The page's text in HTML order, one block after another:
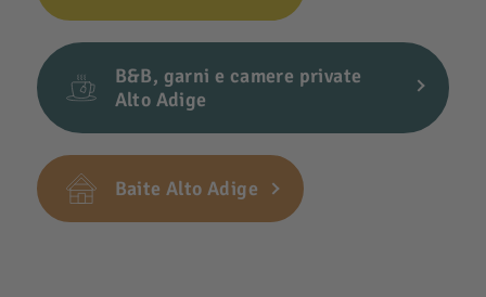
B&B, garni e camere private
Alto Adige
Baite Alto Adige